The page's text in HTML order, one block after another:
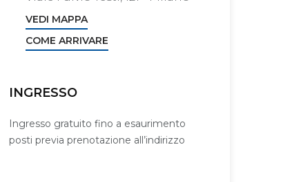
VEDI MAPPA
COME ARRIVARE
INGRESSO
Ingresso gratuito fino a esaurimento
posti previa prenotazione all’indirizzo